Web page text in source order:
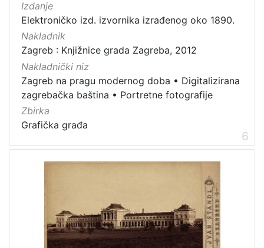
Izdanje
Elektroničko izd. izvornika izrađenog oko 1890.
Nakladnik
Zagreb : Knjižnice grada Zagreba, 2012
Nakladnički niz
Zagreb na pragu modernog doba • Digitalizirana
zagrebačka baština • Portretne fotografije
Zbirka
Grafička građa
6